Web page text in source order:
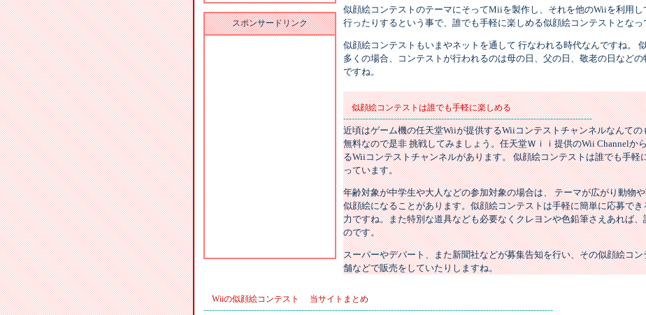
スポンサードリンク
似顔絵コンテストのテーマにそってMiiを製作し、それを他のWiiを利用し
行ったりするという事で、誰でも手軽に楽しめる似顔絵コンテストとなっ
似顔絵コンテストもいまやネットを通して 行なわれる時代なんですね。
多くの場合、コンテストが行われるのは母の日、父の日、敬老の日などの
ですね。
似顔絵コンテストは誰でも手軽に楽しめる
-----------------------------------------------------------------------------------------
近頃はゲーム機の任天堂Wiiが提供するWiiコンテストチャンネルなんての
無料なので是非 挑戦してみましょう。任天堂Ｗｉｉ提供のWii Channelか
るWiiコンテストチャンネルがあります。 似顔絵コンテストは誰でも手軽
っています。
年齢対象が中学生や大人などの参加対象の場合は、 テーマが広がり動物
似顔絵になることがあります。似顔絵コンテストは手軽に簡単に応募でき
力ですね。また特別な道具なども必要なくクレヨンや色鉛筆さえあれば
のです。
スーパーやデパート、また新聞社などが募集告知を行い、その似顔絵コ
舗などで販売をしていたりしますね。
Wiiの似顔絵コンテスト 当サイトまとめ
-----------------------------------------------------------------------------------------------------------------------------